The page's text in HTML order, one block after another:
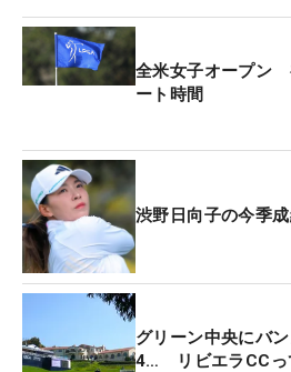
全米女子オープン
ート時間
渋野日向子の今季
グリーン中央にバ
4… リビエラCCっ